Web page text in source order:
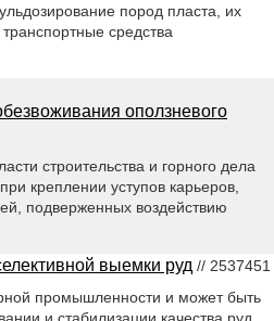
пород пласта, их
средства
оползневого
строительства и горного дела
креплении уступов карьеров,
подверженных воздействию
выемки руд // 2537451
промышленности и может быть